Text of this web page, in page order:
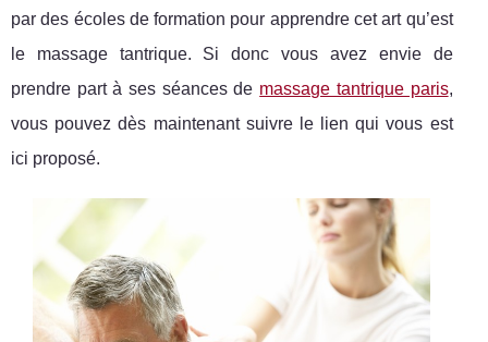
par des écoles de formation pour apprendre cet art qu’est
le massage tantrique. Si donc vous avez envie de
prendre part à ses séances de massage tantrique paris,
vous pouvez dès maintenant suivre le lien qui vous est
ici proposé.